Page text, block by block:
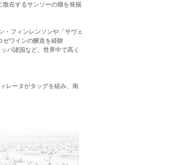
在するサンソーの畑を発掘
・フィンレンソンや「サヴェ
ゼワインの醸造を経験
パ諸国など、世界中で高く
レーヌがタッグを組み、南